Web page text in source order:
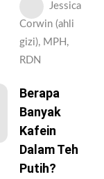
Jessica
Corwin (ahli
gizi), MPH,
RDN
Berapa
Banyak
Kafein
Dalam Teh
Putih?